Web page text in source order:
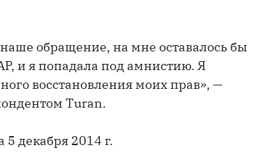
обращение, на мне оставалось бы
и я попадала под амнистию. Я
восстановления моих прав», —
Turan.
декабря 2014 г.